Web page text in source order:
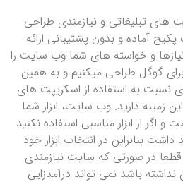
های تبلیغاتی و نیازمندی طراحی
آماده و بدون پشتیبانی ارائه
و خواسته های شما وب سایت را
گوگل طراحی میکنیم و به همین
نسبت به استفاده از اسکریپت های
زمینه دارید. وب سایت، ابزار شما
و اگر از ابزار مناسبی استفاده نکنید
بنابراین در انتخاب ابزار خود
قطعا در صورتی که سایت نیازمندی
باشد نمی تواند درآمدزایی